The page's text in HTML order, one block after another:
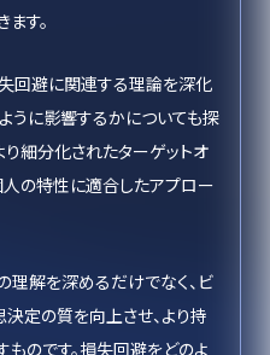
す。
回避に関連する理論を深化
うに影響するかについても探
り細分化されたターゲットオ
人の特性に適合したアプロー
理解を深めるだけでなく、ビ
定の質を向上させ、より持
のです。損失回避をどのよ